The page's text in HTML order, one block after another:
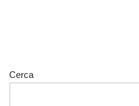
Cerca